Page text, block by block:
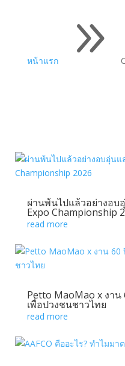
หน้าแรก 9
ผ่านพ้นไปแล้วอย่างอ
Expo Championship
read more
Petto MaoMao x งา
เพื่อปวงชนชาวไทย
read more